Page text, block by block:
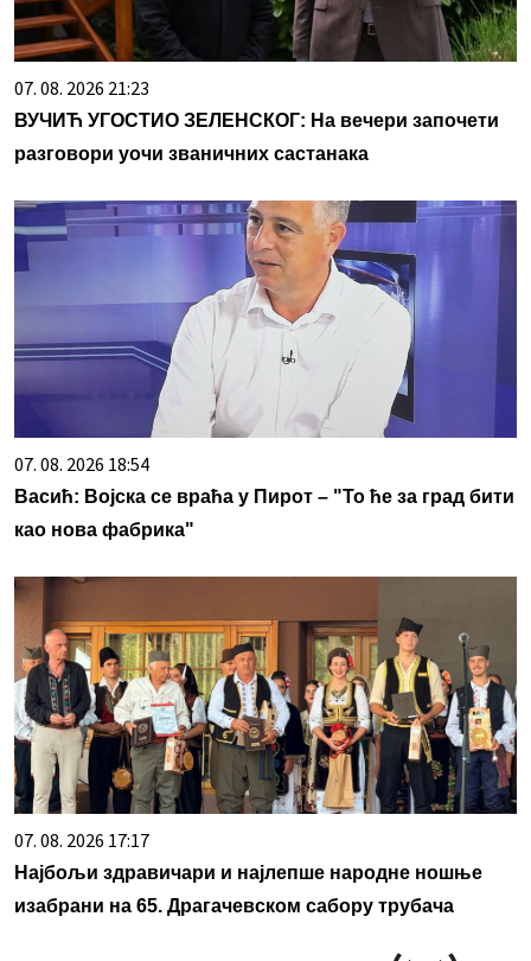
07. 08. 2026 21:23
ВУЧИЋ УГОСТИО ЗЕЛЕНСКОГ: На вечери започети
разговори уочи званичних састанака
07. 08. 2026 18:54
Васић: Војска се враћа у Пирот – "То ће за град бити
као нова фабрика"
07. 08. 2026 17:17
Најбољи здравичари и најлепше народне ношње
изабрани на 65. Драгачевском сабору трубача